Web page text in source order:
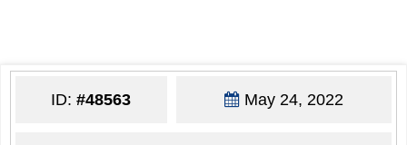
ID:#48563 May 24, 2022